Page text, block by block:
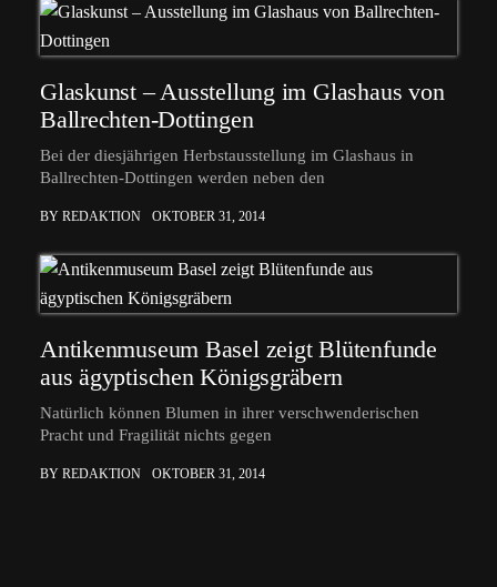
Glaskunst – Ausstellung im Glashaus von
Ballrechten-Dottingen
Bei der diesjährigen Herbstausstellung im Glashaus in
Ballrechten-Dottingen werden neben den
BY REDAKTION OKTOBER 31, 2014
Antikenmuseum Basel zeigt Blütenfunde
aus ägyptischen Königsgräbern
Natürlich können Blumen in ihrer verschwenderischen
Pracht und Fragilität nichts gegen
BY REDAKTION OKTOBER 31, 2014